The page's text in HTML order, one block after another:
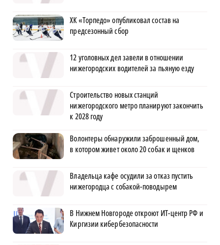
ХК «Торпедо» опубликовал состав на
предсезонный сбор
12 уголовных дел завели в отношении
нижегородских водителей за пьяную езду
Строительство новых станций
нижегородского метро планируют закончить
к 2028 году
Волонтеры обнаружили заброшенный дом,
в котором живет около 20 собак и щенков
Владельца кафе осудили за отказ пустить
нижегородца с собакой-поводырем
В Нижнем Новгороде откроют ИТ-центр РФ и
Киргизии кибербезопасности